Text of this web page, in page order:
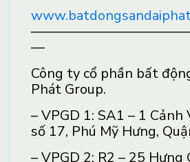
—
Công ty cổ phần bất
Phát Group.
– VPGD 1: SA1 – 1 Cảnh
số 17, Phú Mỹ Hưng,
– VPGD 2: R2 – 25 Hưng